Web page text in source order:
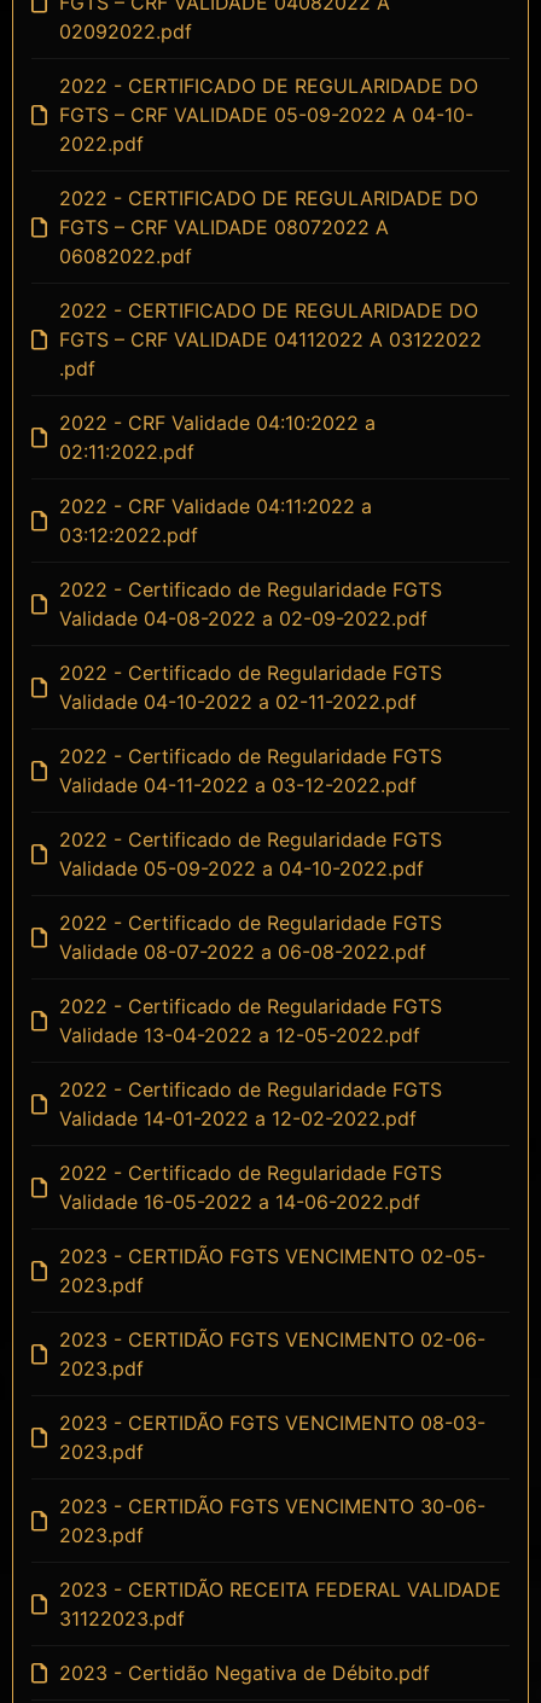
02092022.pdf
2022 - CERTIFICADO DE REGULARIDADE DO
FGTS – CRF VALIDADE 05-09-2022 A 04-10-
2022.pdf
2022 - CERTIFICADO DE REGULARIDADE DO
FGTS – CRF VALIDADE 08072022 A
06082022.pdf
2022 - CERTIFICADO DE REGULARIDADE DO
FGTS – CRF VALIDADE 04112022 A 03122022
.pdf
2022 - CRF Validade 04:10:2022 a
02:11:2022.pdf
2022 - CRF Validade 04:11:2022 a
03:12:2022.pdf
2022 - Certificado de Regularidade FGTS
Validade 04-08-2022 a 02-09-2022.pdf
2022 - Certificado de Regularidade FGTS
Validade 04-10-2022 a 02-11-2022.pdf
2022 - Certificado de Regularidade FGTS
Validade 04-11-2022 a 03-12-2022.pdf
2022 - Certificado de Regularidade FGTS
Validade 05-09-2022 a 04-10-2022.pdf
2022 - Certificado de Regularidade FGTS
Validade 08-07-2022 a 06-08-2022.pdf
2022 - Certificado de Regularidade FGTS
Validade 13-04-2022 a 12-05-2022.pdf
2022 - Certificado de Regularidade FGTS
Validade 14-01-2022 a 12-02-2022.pdf
2022 - Certificado de Regularidade FGTS
Validade 16-05-2022 a 14-06-2022.pdf
2023 - CERTIDÃO FGTS VENCIMENTO 02-05-
2023.pdf
2023 - CERTIDÃO FGTS VENCIMENTO 02-06-
2023.pdf
2023 - CERTIDÃO FGTS VENCIMENTO 08-03-
2023.pdf
2023 - CERTIDÃO FGTS VENCIMENTO 30-06-
2023.pdf
2023 - CERTIDÃO RECEITA FEDERAL VALIDADE
31122023.pdf
2023 - Certidão Negativa de Débito.pdf